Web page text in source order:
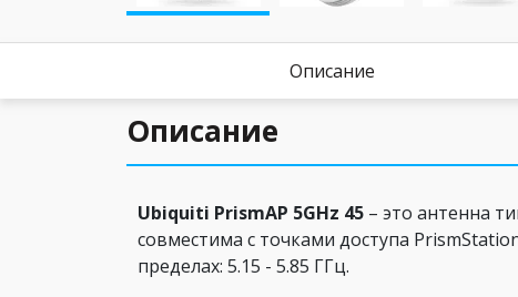
Описание
Описание
Ubiquiti PrismAP 5GHz 45 – это антенна
совместима с точками доступа
пределах: 5.15 - 5.85 ГГц.